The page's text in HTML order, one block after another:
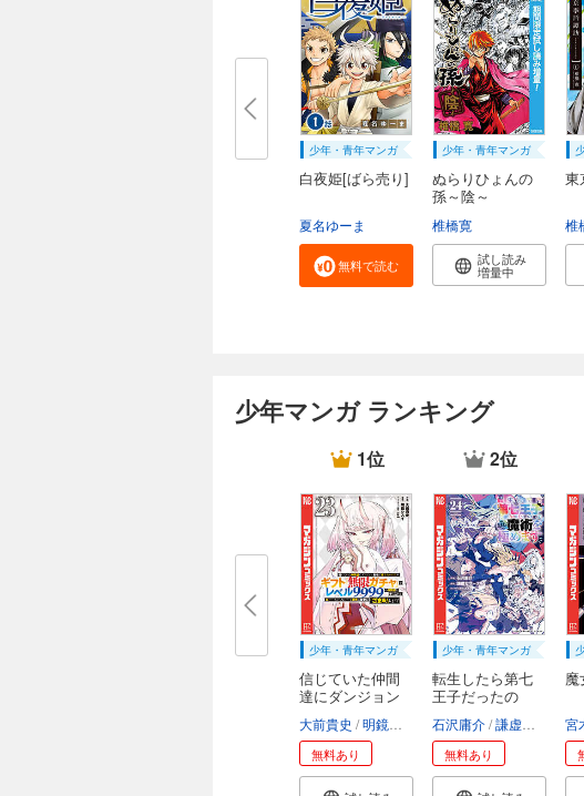
少年・青年マンガ
白夜姫[ばら売り]
夏名ゆーま
無料で読む
少年・青年マンガ
ぬらりひょんの
孫～陰～
椎橋寛
試し読み
増量中
東
椎
少年マンガ ランキング
1位
少年・青年マンガ
信じていた仲間
達にダンジョン
大前貴史 明鏡シスイ tef
無料あり
2位
少年・青年マンガ
転生したら第七
王子だったの
石沢庸介 謙虚なサークル
無料あり
魔
宮